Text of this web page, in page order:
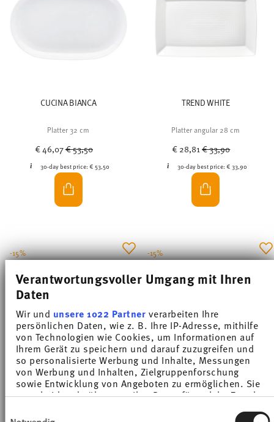
Verantwortungsvoller Umgang mit Ihren
Daten
Wir und unsere 1022 Partnerverarbeiten Ihre
persönlichen Daten, wie z. B. Ihre IP-Adresse, mithilfe
von Technologien wie Cookies, um Informationen auf
Ihrem Gerät zu speichern und darauf zuzugreifen und
so personalisierte Werbung und Inhalte, Messungen
von Werbung und Inhalten, Zielgruppenforschung
sowie Entwicklung von Angeboten zu ermöglichen. Sie
entscheiden darüber, wer Ihre Daten für welche Zwecke
Cookie-Erklärung oder durch Klicken auf das Privacy
CUCINA BIANCA
Platter 32 cm
€ 46,07Price reduced from
€ 53,50
30-day best price:€ 53,50
TREND WHITE
Platter angular 28 cm
€ 28,81Price reduced from
€ 33,90
30-day best price:€ 33,90
MEDAILLON WHITE
-15%
LOFT COLOR ICE BLUE
-15%